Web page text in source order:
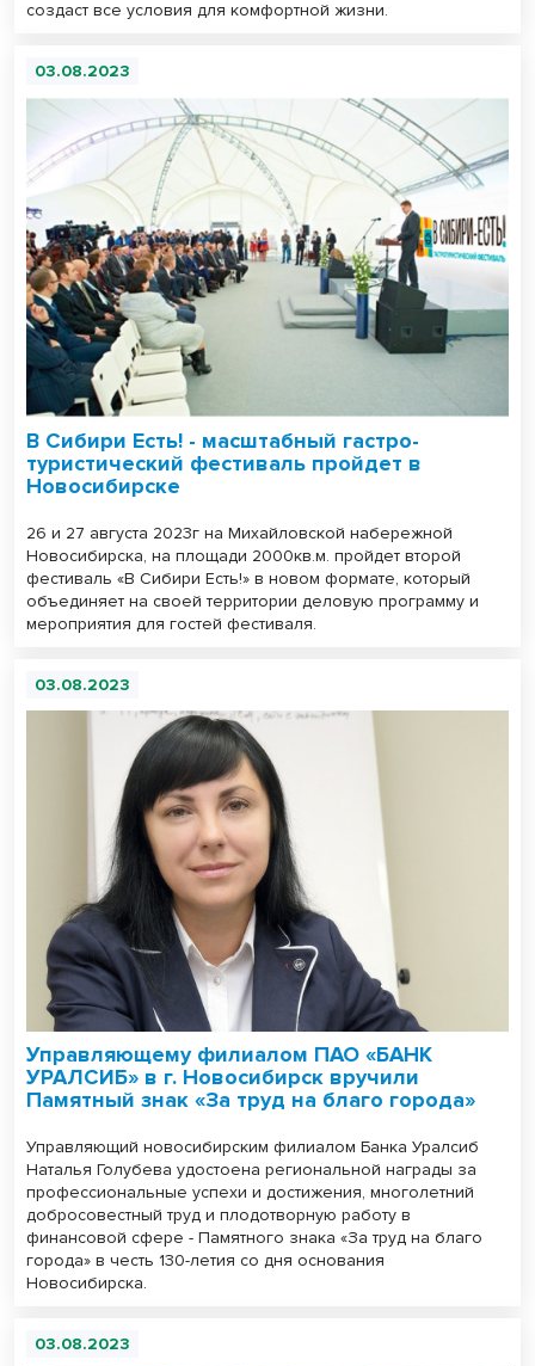
создаст все условия для комфортной жизни.
03.08.2023
В Сибири Есть! - масштабный гастро-
туристический фестиваль пройдет в
Новосибирске
26 и 27 августа 2023г на Михайловской набережной
Новосибирска, на площади 2000кв.м. пройдет второй
фестиваль «В Сибири Есть!» в новом формате, который
объединяет на своей территории деловую программу и
мероприятия для гостей фестиваля.
03.08.2023
Управляющему филиалом ПАО «БАНК
УРАЛСИБ» в г. Новосибирск вручили
Памятный знак «За труд на благо города»
Управляющий новосибирским филиалом Банка Уралсиб
Наталья Голубева удостоена региональной награды за
профессиональные успехи и достижения, многолетний
добросовестный труд и плодотворную работу в
финансовой сфере - Памятного знака «За труд на благо
города» в честь 130-летия со дня основания
Новосибирска.
03.08.2023